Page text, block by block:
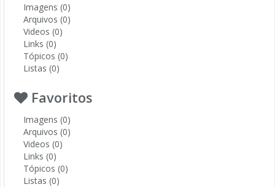
Imagens (0)
Arquivos (0)
Videos (0)
Links (0)
Tópicos (0)
Listas (0)
Favoritos
Imagens (0)
Arquivos (0)
Videos (0)
Links (0)
Tópicos (0)
Listas (0)